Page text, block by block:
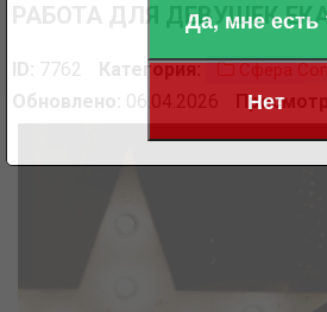
РАБОТА ДЛЯ ДЕВУШЕК
ID: 7762 Категория: Сфера
Обновлено: 06.04.2026
Да, мне есть
Нет